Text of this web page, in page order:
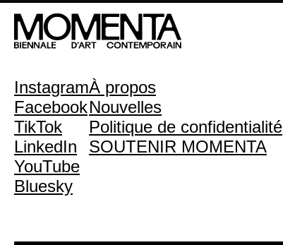
Instagram
Facebook
TikTok
LinkedIn
YouTube
Bluesky
À propos
Nouvelles
Politique de confidentialité
SOUTENIR MOMENTA